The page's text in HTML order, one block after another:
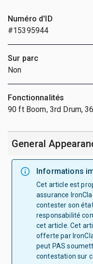
Numéro d'ID
#15395944
Sur parc
Non
Fonctionnalités
90 ft Boom, 3rd Drum,
General
Informations
Cet article est
assurance
contester son
responsabilité
cet article. Cet
offerte par
peut PAS
contestation sur